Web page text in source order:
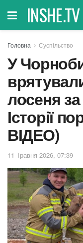
INSHE.TV
Головна Суспільство
У
лосеня за
Історії
ВІДЕО)
11 Травня 2026, 07:39